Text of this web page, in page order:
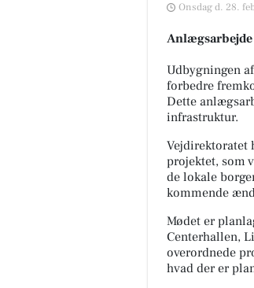
Onsdag d. 28.
Udbygningen
forbedre
Dette
infrastruktur.
Vejdirektoratet
projektet, som
de lokale
kommende
Mødet er
Centerhallen,
overordnede
hvad der er